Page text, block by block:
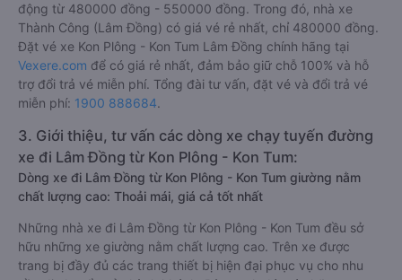
động từ 480000 đồng - 550000 đồng. Trong đó, nhà xe
Thành Công (Lâm Đồng) có giá vé rẻ nhất, chỉ 480000 đồng.
Đặt vé xe Kon Plông - Kon Tum Lâm Đồng chính hãng tại
Vexere.com để có giá rẻ nhất, đảm bảo giữ chỗ 100% và hỗ
trợ đổi trả vé miễn phí. Tổng đài tư vấn, đặt vé và đổi trả vé
miễn phí: 1900 888684.
3. Giới thiệu, tư vấn các dòng xe chạy tuyến đường
xe đi Lâm Đồng từ Kon Plông - Kon Tum:
Dòng xe đi Lâm Đồng từ Kon Plông - Kon Tum giường nằm
chất lượng cao: Thoải mái, giá cả tốt nhất
Những nhà xe đi Lâm Đồng từ Kon Plông - Kon Tum đều sở
hữu những xe giường nằm chất lượng cao. Trên xe được
trang bị đầy đủ các trang thiết bị hiện đại phục vụ cho nhu